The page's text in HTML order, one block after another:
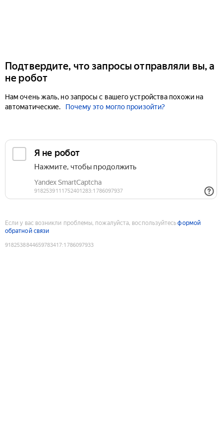
Подтвердите, что запросы отправляли вы, а
не робот
Нам очень жаль, но запросы с вашего устройства похожи на
автоматические.
Почему это могло произойти?
Если у вас возникли проблемы, пожалуйста, воспользуйтесьформой
обратной связи
9182538844659783417:1786097933